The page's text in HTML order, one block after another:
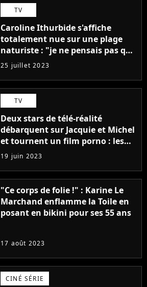
TV
Caroline Ithurbide s'affiche
totalement nue sur une plage
naturiste : "je ne pensais pas que
j'arriverais à le faire..."
25 juillet 2023
TV
Deux stars de télé-réalité
débarquent sur Jacquie et Michel
et tournent un film porno : les
premières images du tournage
(exclu)
19 juin 2023
"Ce corps de folie !" : Karine Le
Marchand enflamme la Toile en
posant en bikini pour ses 55 ans
17 août 2023
CINÉ SÉRIE